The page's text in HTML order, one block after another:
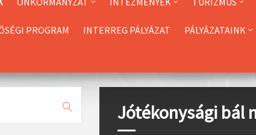
PROGRAM INTERREG PÁLYÁZAT PÁLYÁZATAINK
Jótékonysági bál